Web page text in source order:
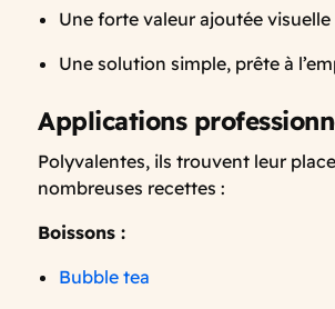
Une forte valeur ajoutée visuelle
Une solution simple, prête à
Applications
Polyvalentes, ils trouvent leur
nombreuses recettes :
Boissons :
Bubble tea